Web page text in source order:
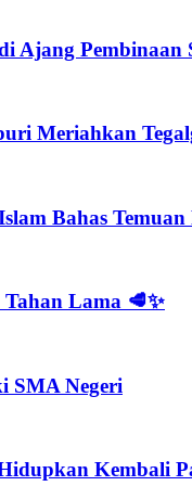
Ajang
Meriahkan
Bahas
Lama 🥩✨
SMA Negeri
Kembali